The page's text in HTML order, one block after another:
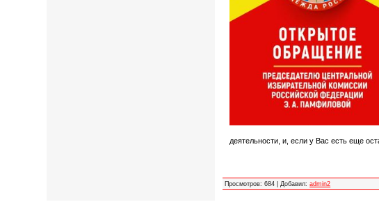
деятельности, и, если у Вас есть еще
Просмотров: 684 |Добавил: admin2